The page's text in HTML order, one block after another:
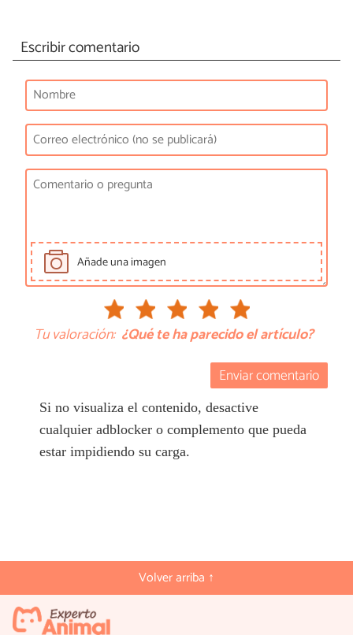
Escribir comentario
Añade una imagen
Tu valoración: ¿Qué te ha parecido el artículo?
Enviar comentario
Si no visualiza el contenido, desactive
cualquier adblocker o complemento que pueda
estar impidiendo su carga.
Volver arriba ↑